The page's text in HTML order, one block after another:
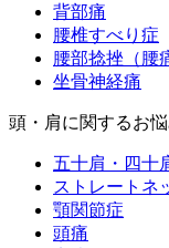
背部痛
腰椎すべり症
腰部捻挫（腰
坐骨神経痛
頭・肩に関するお
五十肩・四十
ストレートネ
顎関節症
頭痛